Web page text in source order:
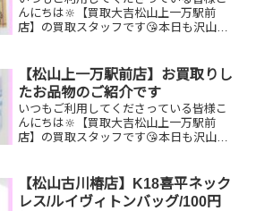
んにちは🔆【買取大吉松山上一万駅前
店】の買取スタッフです😘本日も沢山の
ト券 K18 ブレスレット
ROLEX K1...
【松山上一万駅前店】お買取りし
たお品物のご紹介です
いつもご利用してくださっている皆様こ
んにちは🔆【買取大吉松山上一万駅前
店】の買取スタッフです😘本日も沢山の
ド Canon カメラ
グッチ ベルトお...
【松山古川椿店】K18喜平ネック
レス/ルイヴィトンバッグ/100円